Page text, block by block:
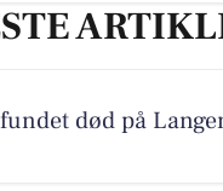
død på